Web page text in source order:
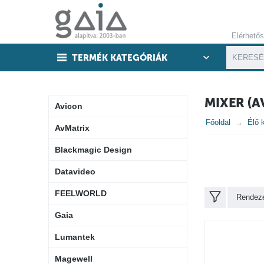
TERMÉK KATEGÓRIÁK
MIXER
Főoldal Élő
Avicon
AvMatrix
Blackmagic Design
Datavideo
FEELWORLD
Gaia
Lumantek
Magewell